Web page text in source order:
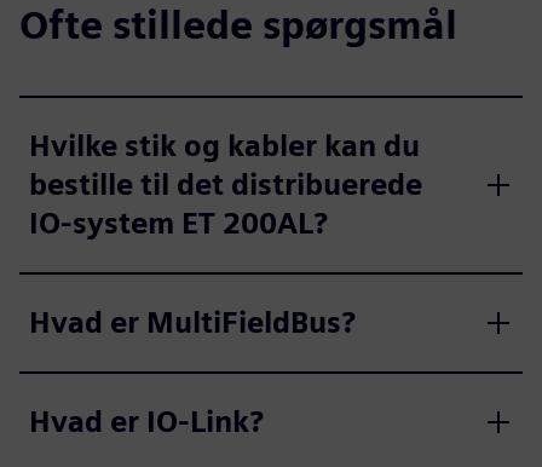
Ofte stillede spørgsmål
Hvilke stik og kabler kan du
bestille til det distribuerede
IO-system ET 200AL?
Hvad er MultiFieldBus?
Hvad er IO-Link?